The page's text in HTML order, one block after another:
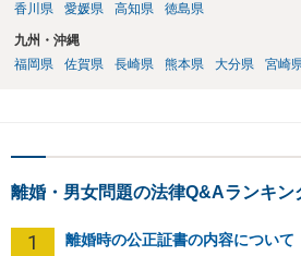
香川県
愛媛県 高知県 徳島県
九州・沖縄
福岡県
佐賀県 長崎県 熊本県 大分県 宮崎
離婚・男女問題の法律Q&Aランキン
1 離婚時の公正証書の内容について